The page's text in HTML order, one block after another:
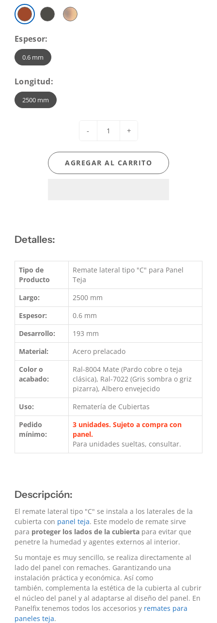
Espesor:
0.6 mm
Longitud:
2500 mm
- +
AGREGAR AL CARRITO
Detalles:
Tipo de
Producto
Remate lateral tipo "C" para Panel
Teja
Largo:
2500 mm
Espesor:
0.6 mm
Desarrollo:
193 mm
Material:
Acero prelacado
Color o
acabado:
Ral-8004 Mate (Pardo cobre o teja
clásica), Ral-7022 (Gris sombra o griz
pizarra), Albero envejecido
Uso:
Rematería de Cubiertas
Pedido
mínimo:
3 unidades. Sujeto a compra con
panel.
Para unidades sueltas, consultar.
Descripción:
El remate lateral tipo "C" se instala a los laterales de la
cubierta con panel teja. Este modelo de remate sirve
para proteger los lados de la cubierta para evitar que
penetre la humedad y agentes externos al interior.
Su montaje es muy sencillo, se realiza directamente al
lado del panel con remaches. Garantizando una
instalación práctica y económica. Así como
también, complementa la estética de la cubierta al cubrir
el núcleo del panel y al adaptarse al diseño del panel. En
Panelfix tenemos todos los accesorios y remates para
paneles teja.